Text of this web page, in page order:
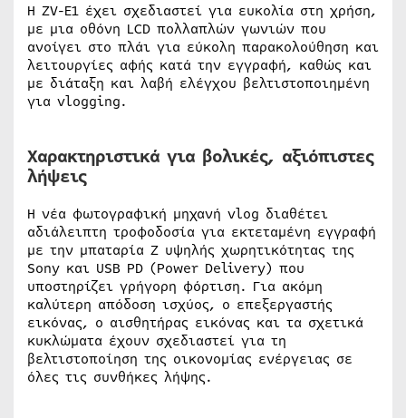
Η ZV-E1 έχει σχεδιαστεί για ευκολία στη χρήση,
με μια οθόνη LCD πολλαπλών γωνιών που
ανοίγει στο πλάι για εύκολη παρακολούθηση και
λειτουργίες αφής κατά την εγγραφή, καθώς και
με διάταξη και λαβή ελέγχου βελτιστοποιημένη
για vlogging.
Χαρακτηριστικά για βολικές, αξιόπιστες
λήψεις
Η νέα φωτογραφική μηχανή vlog διαθέτει
αδιάλειπτη τροφοδοσία για εκτεταμένη εγγραφή
με την μπαταρία Z υψηλής χωρητικότητας της
Sony και USB PD (Power Delivery) που
υποστηρίζει γρήγορη φόρτιση. Για ακόμη
καλύτερη απόδοση ισχύος, ο επεξεργαστής
εικόνας, ο αισθητήρας εικόνας και τα σχετικά
κυκλώματα έχουν σχεδιαστεί για τη
βελτιστοποίηση της οικονομίας ενέργειας σε
όλες τις συνθήκες λήψης.